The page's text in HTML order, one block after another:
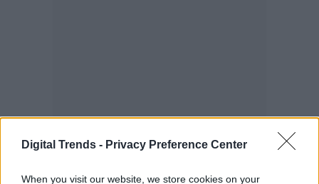
Digital Trends - Privacy Preference Center
When you visit our website, we store cookies on your